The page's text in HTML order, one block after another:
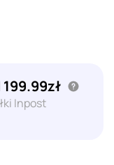
Inpost